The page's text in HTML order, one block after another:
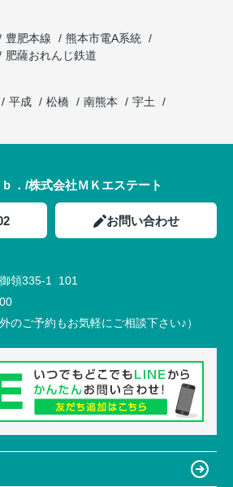
豊肥本線
熊本市電A系統
肥薩おれんじ鉄道
平成 松橋 南熊本
宇土
．/株式会社ＭＫエステート
お問い合わせ
領335-1 101
のご予約もお気軽にご相談下さい♪）